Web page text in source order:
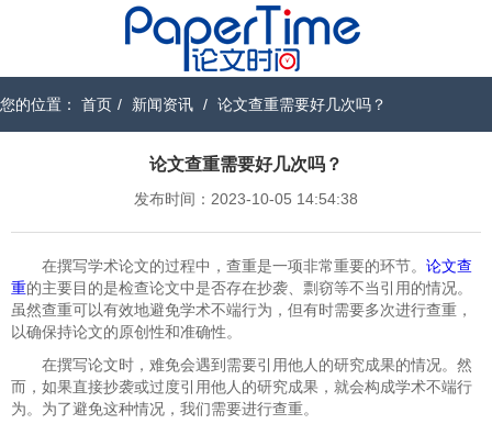
您的位置： 首页 / 新闻资讯 / 论文查重需要好几次吗？
论文查重需要好几次吗？
发布时间：2023-10-05 14:54:38
在撰写学术论文的过程中，查重是一项非常重要的环节。 论文查
重的主要目的是检查论文中是否存在抄袭、剽窃等不当引用的情况。
虽然查重可以有效地避免学术不端行为，但有时需要多次进行查重，
以确保持论文的原创性和准确性。
在撰写论文时，难免会遇到需要引用他人的研究成果的情况。然
而，如果直接抄袭或过度引用他人的研究成果，就会构成学术不端行
为。为了避免这种情况，我们需要进行查重。